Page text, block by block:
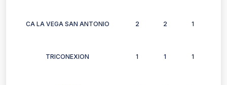
CA LA VEGA SAN ANTONIO 2 2 1
TRICONEXION 1 1 1